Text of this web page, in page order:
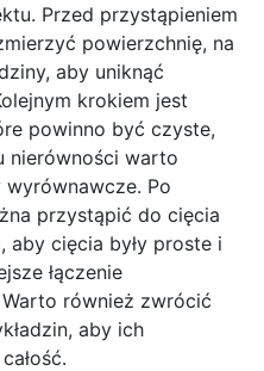
Przed przystąpieniem
powierzchnię, na
aby uniknąć
krokiem jest
powinno być czyste,
nierówności warto
Po
przystąpić do cięcia
aby cięcia były proste i
łączenie
również zwrócić
aby ich